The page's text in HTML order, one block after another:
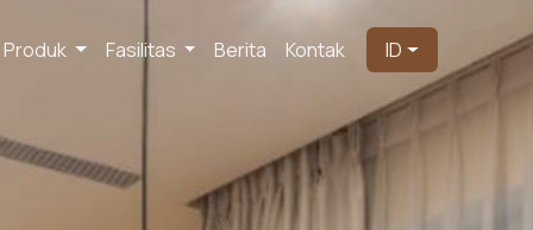
Produk Fasilitas Berita Kontak ID